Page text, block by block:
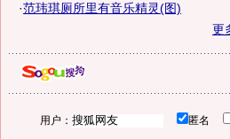
·范玮琪厕所里有音乐精灵(图)
更
用户： 匿名